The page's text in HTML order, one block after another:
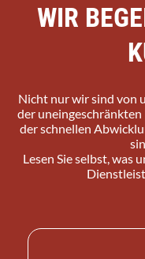
WIR
Nicht nur wir sind von
der
der schnellen
Lesen Sie selbst, was